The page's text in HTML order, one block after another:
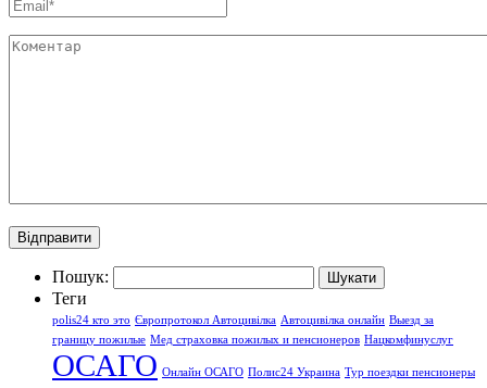
Пошук:
Теги
polis24 кто это Європротокол Автоцивілка Автоцивілка онлайн Выезд за
границу пожилые Мед страховка пожилых и пенсионеров Нацкомфинуслуг
ОСАГО Онлайн ОСАГО Полис24 Украина Тур поездки пенсионеры